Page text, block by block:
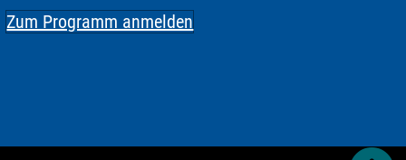
Zum Programm anmelden